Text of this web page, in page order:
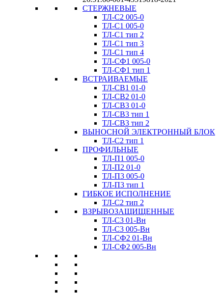
СТЕРЖНЕВЫЕ
ТЛ-C2 005-0
ТЛ-C1 005-0
ТЛ-C1 тип 2
ТЛ-C1 тип 3
ТЛ-С1 тип 4
ТЛ-CФ1 005-0
ТЛ-CФ1 тип 1
ВСТРАИВАЕМЫЕ
ТЛ-CВ1 01-0
ТЛ-CВ2 01-0
ТЛ-CВ3 01-0
ТЛ-CВ3 тип 1
ТЛ-CВ3 тип 2
ВЫНОСНОЙ ЭЛЕКТРОННЫЙ БЛОК
ТЛ-C2 тип 1
ПРОФИЛЬНЫЕ
ТЛ-П1 005-0
ТЛ-П2 01-0
ТЛ-П3 005-0
ТЛ-П3 тип 1
ГИБКОЕ ИСПОЛНЕНИЕ
ТЛ-C2 тип 2
ВЗРЫВОЗАЩИЩЕННЫЕ
ТЛ-C3 01-Вн
ТЛ-C3 005-Вн
ТЛ-CФ2 01-Вн
ТЛ-CФ2 005-Вн